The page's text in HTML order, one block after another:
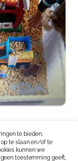
te bieden,
te slaan en/of te
kunnen we
toestemming geeft,